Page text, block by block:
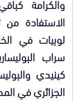
الاستفادة
لوبيات في
سراب
كينيدي
الجزائري في